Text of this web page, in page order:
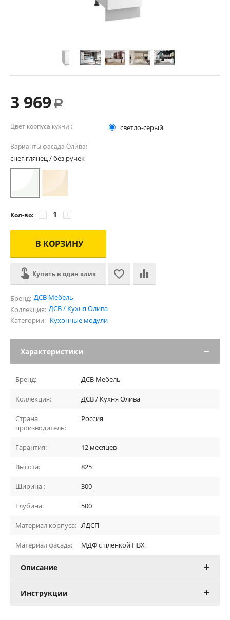
3 969 Р
Цвет корпуса кухни : светло-серый
Варианты фасада Олива:
снег глянец / без ручек
Кол-во: +
−
В КОРЗИНУ
Купить в один клик
Бренд: ДСВ Мебель
Коллекция: ДСВ / Кухня Олива
Категории: Кухонные модули
Характеристики
Бренд: ДСВ Мебель
Коллекция: ДСВ / Кухня Олива
Страна
производитель:
Россия
Гарантия: 12 месяцев
Высота: 825
Ширина : 300
Глубина: 500
Материал корпуса: ЛДСП
Материал фасада: МДФ с пленкой ПВХ
Описание
Инструкции